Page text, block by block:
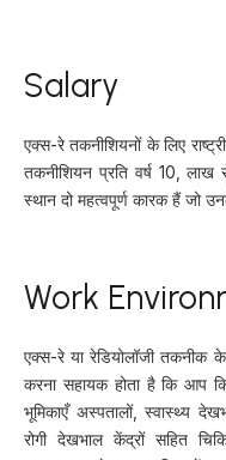
Salary
एक्स-रे तकनीशियनों के लिए
तकनीशियन प्रति वर्ष 10,
स्थान दो महत्वपूर्ण कारक हैं जो
Work
एक्स-रे या रेडियोलॉजी तकनीक
करना सहायक होता है कि आप
भूमिकाएँ अस्पतालों, स्वास्थ्य
रोगी देखभाल केंद्रों सहित